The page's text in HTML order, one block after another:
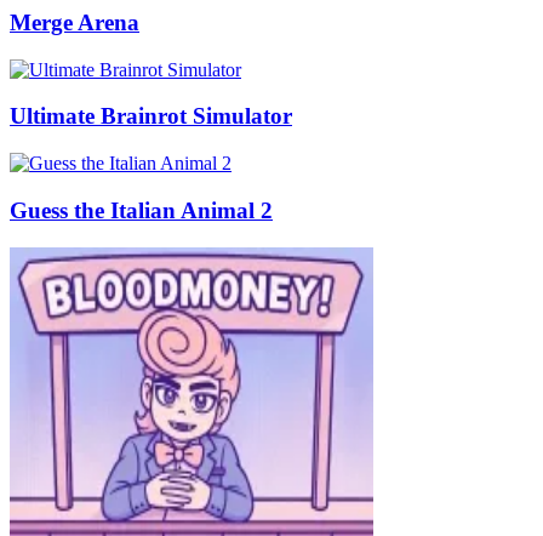
Merge Arena
Ultimate Brainrot Simulator
Guess the Italian Animal 2